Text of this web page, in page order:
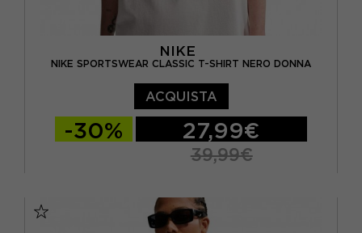
NIKE
NIKE SPORTSWEAR CLASSIC T-SHIRT NERO DONNA
ACQUISTA
-30% 27,99€
39,99€